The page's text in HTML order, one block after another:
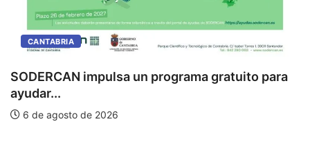
CANTABRIA
SODERCAN impulsa un programa gratuito para
ayudar...
6 de agosto de 2026